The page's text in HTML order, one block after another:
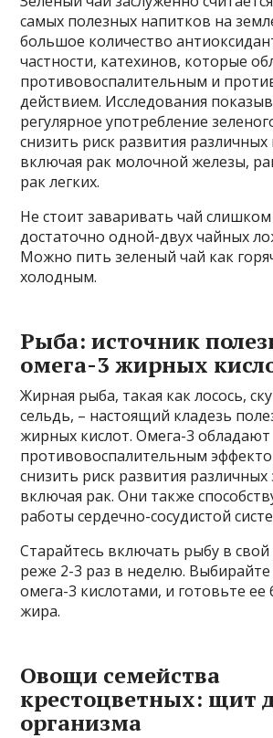
самых полезных напитков на
большое количество
частности, катехинов, которые
противовоспалительным и
действием. Исследования
регулярное употребление
снизить риск развития
включая рак молочной железы,
рак легких.
Не стоит заваривать чай
достаточно одной-двух чайных
Можно пить зеленый чай как
холодным.
Рыба: источник
омега-3 жирных
Жирная рыба, такая как лосось,
сельдь, – настоящий кладезь
жирных кислот. Омега-3 обладают
противовоспалительным
снизить риск развития
включая рак. Они также
работы сердечно-сосудистой
Старайтесь включать рыбу в
реже 2-3 раз в неделю.
омега-3 кислотами, и готовьте ее
жира.
Овощи семейства
крестоцветных: щит
организма